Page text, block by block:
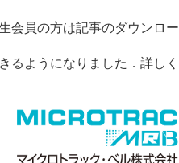
会員の方は記事のダウンロー
るようになりました．詳しく